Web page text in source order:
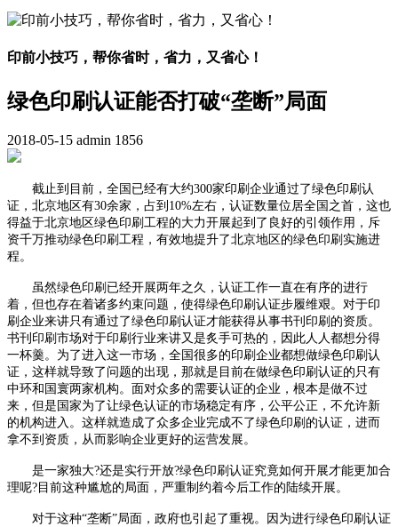
印前小技巧，帮你省时，省力，又省心！
绿色印刷认证能否打破“垄断”局面
2018-05-15 admin 1856
截止到目前，全国已经有大约300家印刷企业通过了绿色印刷认
证，北京地区有30余家，占到10%左右，认证数量位居全国之首，这也
得益于北京地区绿色印刷工程的大力开展起到了良好的引领作用，斥
资千万推动绿色印刷工程，有效地提升了北京地区的绿色印刷实施进
程。
虽然绿色印刷已经开展两年之久，认证工作一直在有序的进行
着，但也存在着诸多约束问题，使得绿色印刷认证步履维艰。对于印
刷企业来讲只有通过了绿色印刷认证才能获得从事书刊印刷的资质。
书刊印刷市场对于印刷行业来讲又是炙手可热的，因此人人都想分得
一杯羹。为了进入这一市场，全国很多的印刷企业都想做绿色印刷认
证，这样就导致了问题的出现，那就是目前在做绿色印刷认证的只有
中环和国寰两家机构。面对众多的需要认证的企业，根本是做不过
来，但是国家为了让绿色认证的市场稳定有序，公平公正，不允许新
的机构进入。这样就造成了众多企业完成不了绿色印刷的认证，进而
拿不到资质，从而影响企业更好的运营发展。
是一家独大?还是实行开放?绿色印刷认证究竟如何开展才能更加合
理呢?目前这种尴尬的局面，严重制约着今后工作的陆续开展。
对于这种“垄断”局面，政府也引起了重视。因为进行绿色印刷认证